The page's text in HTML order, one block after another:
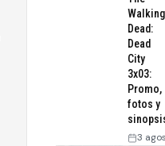
Walking
Dead:
Dead
City
3x03:
Promo,
fotos y
3